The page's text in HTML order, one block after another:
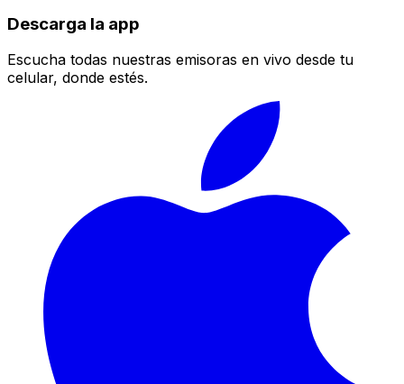
Descarga la app
Escucha todas nuestras emisoras en vivo desde tu
celular, donde estés.